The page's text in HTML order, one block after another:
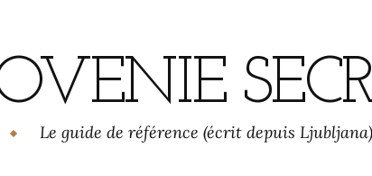
Le guide de référence (écrit depuis Ljubljana)